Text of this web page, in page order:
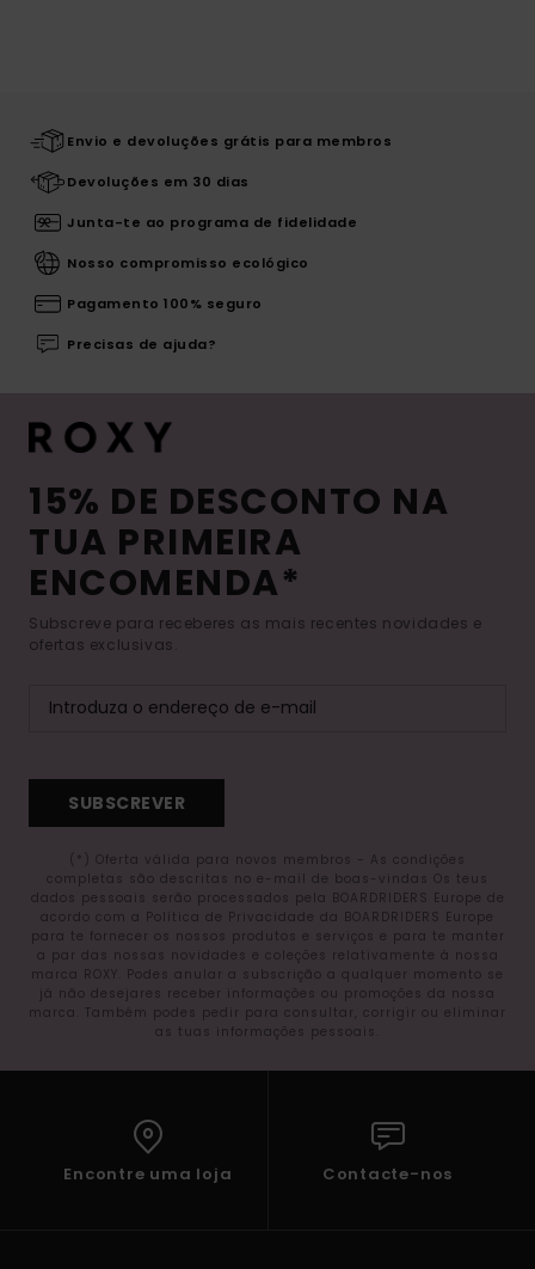
Envio e devoluções grátis para membros
Devoluções em 30 dias
Junta-te ao programa de fidelidade
Nosso compromisso ecológico
Pagamento 100% seguro
Precisas de ajuda?
15% DE DESCONTO NA
TUA PRIMEIRA
ENCOMENDA*
Subscreve para receberes as mais recentes novidades e
ofertas exclusivas.
SUBSCREVER
(*) Oferta válida para novos membros - As condições
completas são descritas no e-mail de boas-vindas Os teus
dados pessoais serão processados pela BOARDRIDERS Europe de
acordo com a Política de Privacidade da BOARDRIDERS Europe
para te fornecer os nossos produtos e serviços e para te manter
a par das nossas novidades e coleções relativamente à nossa
marca ROXY. Podes anular a subscrição a qualquer momento se
já não desejares receber informações ou promoções da nossa
marca. Também podes pedir para consultar, corrigir ou eliminar
as tuas informações pessoais.
Encontre uma loja Contacte-nos